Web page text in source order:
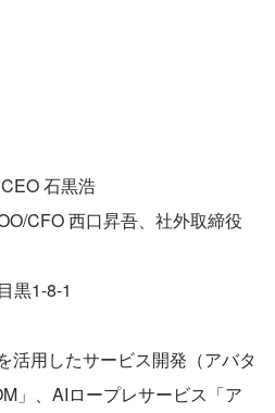
石黒浩
CFO 西口昇吾、社外取締役
黒1-8-1
活用したサービス開発（アバタ
」、AIロープレサービス「ア